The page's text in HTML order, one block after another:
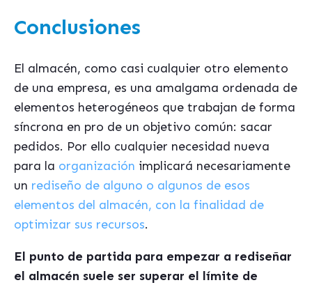
Conclusiones
El almacén, como casi cualquier otro elemento
de una empresa, es una amalgama ordenada de
elementos heterogéneos que trabajan de forma
síncrona en pro de un objetivo común: sacar
pedidos. Por ello cualquier necesidad nueva
para la organización implicará necesariamente
un rediseño de alguno o algunos de esos
elementos del almacén, con la finalidad de
optimizar sus recursos.
El punto de partida para empezar a rediseñar
el almacén suele ser superar el límite de